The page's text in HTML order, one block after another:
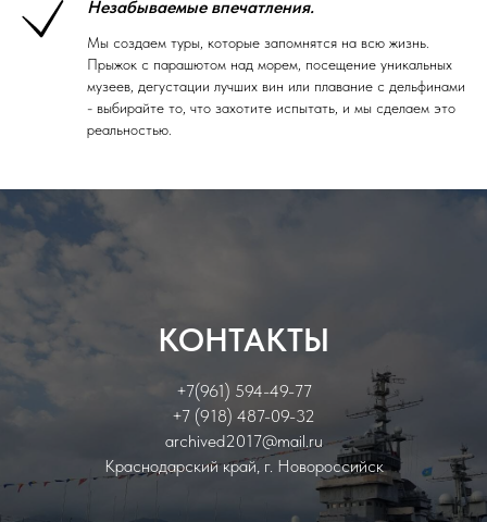
Незабываемые впечатления.
Мы создаем туры, которые запомнятся на всю жизнь.
Прыжок с парашютом над морем, посещение уникальных
музеев, дегустации лучших вин или плавание с дельфинами
- выбирайте то, что захотите испытать, и мы сделаем это
реальностью.
КОНТАКТЫ
+7(961) 594-49-77
+7 (918) 487-09-32
archived2017@mail.ru
Краснодарский край, г. Новороссийск